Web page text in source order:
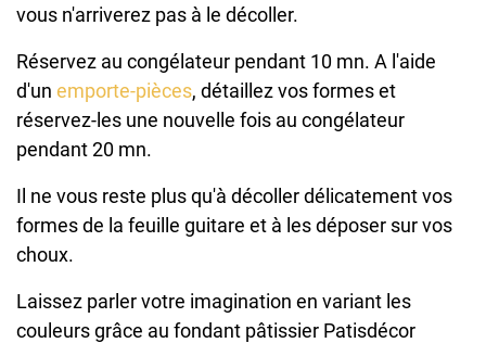
vous n'arriverez pas à le décoller.
Réservez au congélateur pendant 10 mn. A l'aide
d'un emporte-pièces, détaillez vos formes et
réservez-les une nouvelle fois au congélateur
pendant 20 mn.
Il ne vous reste plus qu'à décoller délicatement vos
formes de la feuille guitare et à les déposer sur vos
choux.
Laissez parler votre imagination en variant les
couleurs grâce au fondant pâtissier Patisdécor